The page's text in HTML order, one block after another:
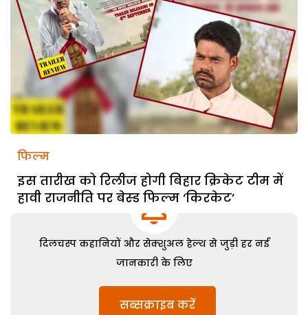
फिल्म
इस तारीख को रिलीज होगी बिहार क्रिकेट टीम में
हावी राजनीति पर बेस्ड फिल्म ‘किरकेट’
दिलचस्प कहानियों और सेक्शुअल हेल्थ से जुड़ी हर नई
जानकारी के लिए
सब्सक्राइब करें